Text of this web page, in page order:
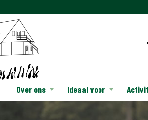
Over ons Ideaal voor